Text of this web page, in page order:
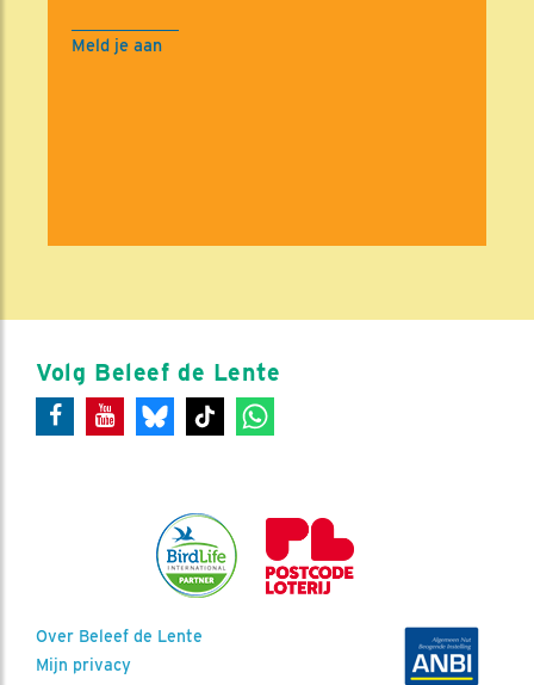
Meld je aan
Volg Beleef de Lente
Over Beleef de Lente
Mijn privacy